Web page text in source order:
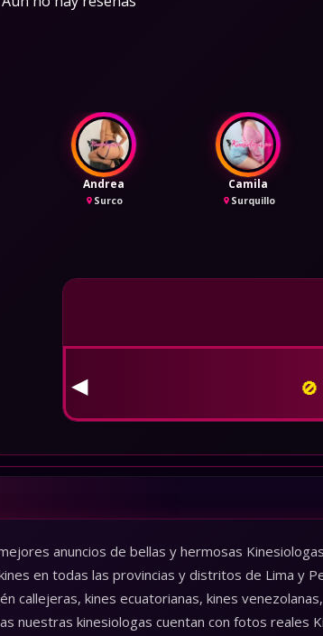
Andrea
Surco
Camila
Surquillo
👮 En caso de ser
◀
anuncios de bellas y hermosas
en todas las provincias y distritos de Lima y
callejeras, kines ecuatorianas, kines